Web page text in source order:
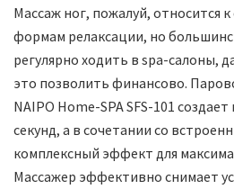
Массаж ног, пожалуй, относится
формам релаксации, но
регулярно ходить в spa-салоны,
это позволить финансово.
NAIPO Home-SPA SFS-101
секунд, а в сочетании со
комплексный эффект для
Массажер эффективно снимает